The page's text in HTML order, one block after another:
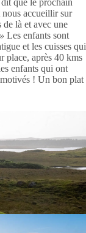
nous accueillir sur
de là et avec une
Les enfants sont
et les cuisses qui
place, après 40 kms
enfants qui ont
! Un bon plat